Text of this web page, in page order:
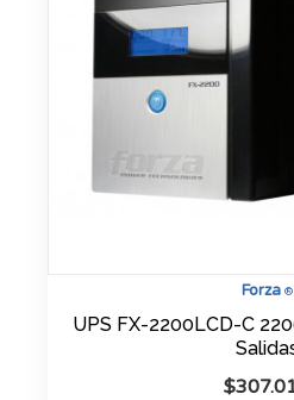
Forza®
UPS FX-2200LCD-C
$